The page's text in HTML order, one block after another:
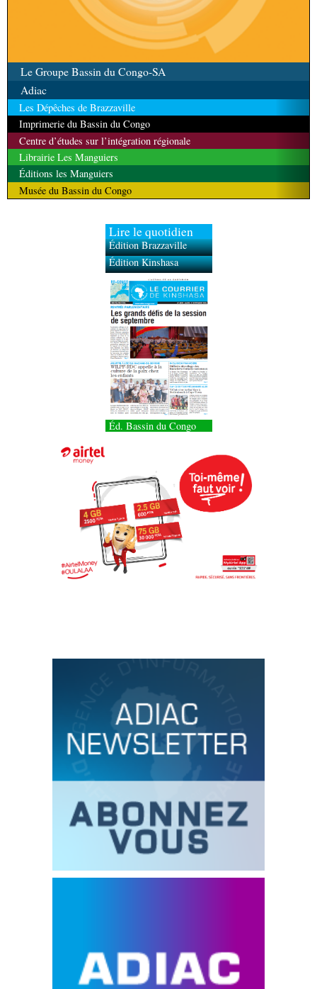
Le Groupe Bassin du Congo-SA
Adiac
Les Dépêches de Brazzaville
Imprimerie du Bassin du Congo
Centre d’études sur l’intégration régionale
Librairie Les Manguiers
Éditions les Manguiers
Musée du Bassin du Congo
Lire le quotidien
Édition Brazzaville
Édition Kinshasa
Éd. Bassin du Congo